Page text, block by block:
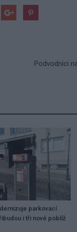
Podvodníci
parkovací
i tři nové poblíž